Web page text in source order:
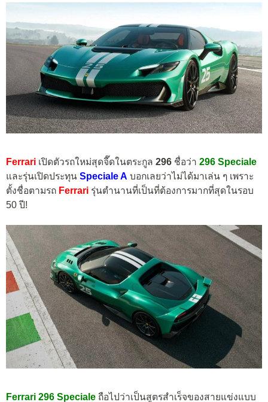
Ferrari เปิดตัวรถใหม่สุดจี๊ดในตระกูล 296 ชื่อว่า 296 Speciale
และรุ่นเปิดประทุน Speciale A บอกเลยว่าไม่ได้มาเล่น ๆ เพราะ
ตั้งชื่อตามรถ Ferrari รุ่นตำนานที่เป็นที่ต้องการมากที่สุดในรอบ
50 ปี!
Ferrari 296 Speciale ถือไปว่าเป็นสูตรสำเร็จของสายแข่งแบบ